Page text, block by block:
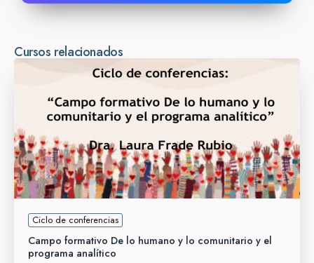
Cursos relacionados
Ciclo de conferencias
Campo formativo De lo humano y lo comunitario y el
programa analítico